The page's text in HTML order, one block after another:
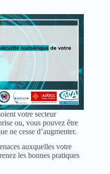
votre secteur
ou, vous pouvez être
ne cesse d’augmenter.
auxquelles votre
les bonnes pratiques